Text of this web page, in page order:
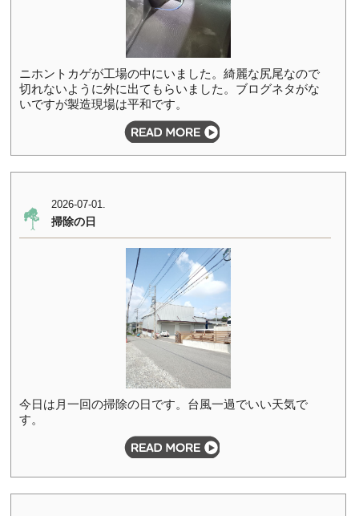
ニホントカゲが工場の中にいました。綺麗な尻尾なので
切れないように外に出てもらいました。ブログネタがな
いですが製造現場は平和です。
2026-07-01.
掃除の日
今日は月一回の掃除の日です。台風一過でいい天気で
す。